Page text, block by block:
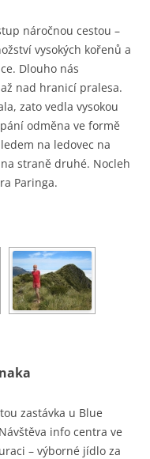
náročnou cestou –
vysokých kořenů a
Dlouho nás
nad hranicí pralesa.
zato vedla vysokou
odměna ve formě
na ledovec na
straně druhé. Nocleh
Paringa.
zastávka u Blue
info centra ve
– výborné jídlo za